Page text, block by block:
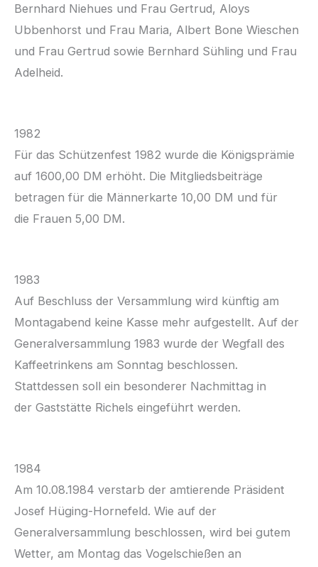
Bernhard Niehues und Frau Gertrud, Aloys
Ubbenhorst und Frau Maria, Albert Bone Wieschen
und Frau Gertrud sowie Bernhard Sühling und Frau
Adelheid.
1982
Für das Schützenfest 1982 wurde die Königsprämie
auf 1600,00 DM erhöht. Die Mitgliedsbeiträge
betragen für die Männerkarte 10,00 DM und für
die Frauen 5,00 DM.
1983
Auf Beschluss der Versammlung wird künftig am
Montagabend keine Kasse mehr aufgestellt. Auf der
Generalversammlung 1983 wurde der Wegfall des
Kaffeetrinkens am Sonntag beschlossen.
Stattdessen soll ein besonderer Nachmittag in
der Gaststätte Richels eingeführt werden.
1984
Am 10.08.1984 verstarb der amtierende Präsident
Josef Hüging-Hornefeld. Wie auf der
Generalversammlung beschlossen, wird bei gutem
Wetter, am Montag das Vogelschießen an